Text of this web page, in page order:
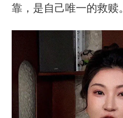
靠，是自己唯一的救赎。